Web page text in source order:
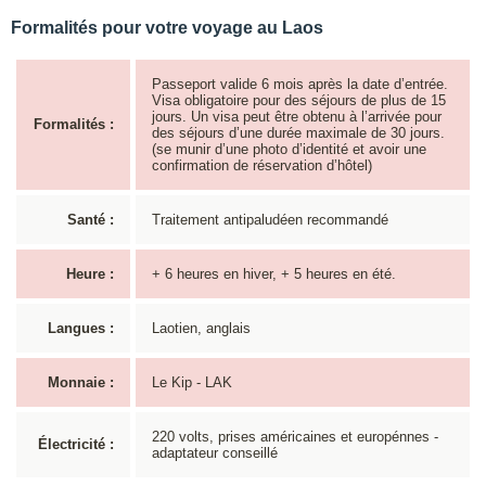
Formalités pour votre voyage au Laos
Formalités :
Passeport valide 6 mois après la date d’entrée.
Visa obligatoire pour des séjours de plus de 15
jours. Un visa peut être obtenu à l’arrivée pour
des séjours d’une durée maximale de 30 jours.
(se munir d’une photo d’identité et avoir une
confirmation de réservation d’hôtel)
Santé : Traitement antipaludéen recommandé
Heure : + 6 heures en hiver, + 5 heures en été.
Langues : Laotien, anglais
Monnaie : Le Kip - LAK
Électricité :
220 volts, prises américaines et europénnes -
adaptateur conseillé